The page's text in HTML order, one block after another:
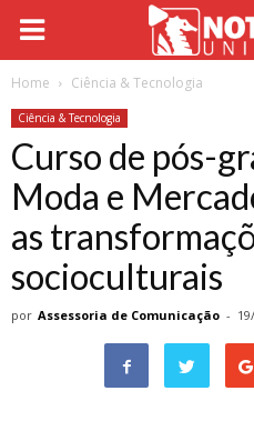
Home Ciência & Tecnologia
Ciência & Tecnologia
Curso de pós-
Moda e
as
socioculturais
por Assessoria de Comunicação -